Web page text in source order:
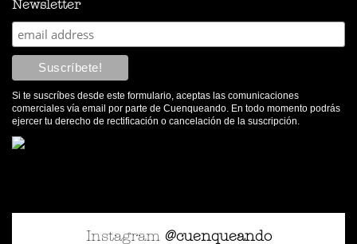
Newsletter
Si te suscríbes desde este formulario, aceptas las comunicaciones
comerciales vía email por parte de Cuenqueando. En todo momento podrás
ejercer tu derecho de rectificación o cancelación de la suscripción.
Instagram @cuenqueando